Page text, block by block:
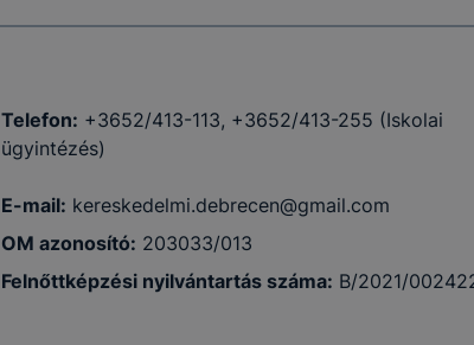
Telefon: +3652/413-113, +3652/413-255 (Iskolai
ügyintézés)
E-mail: kereskedelmi.debrecen@gmail.com
OM azonosító: 203033/013
Felnőttképzési nyilvántartás száma: B/2021/